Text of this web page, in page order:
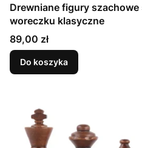
Drewniane figury
woreczku klasyczne
Cena
89,00 zł
Do koszyka